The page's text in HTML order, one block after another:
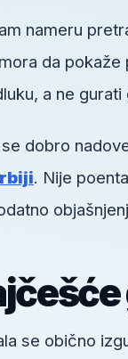
nameru
da
a ne gurati
dobro
. Nije
se obično